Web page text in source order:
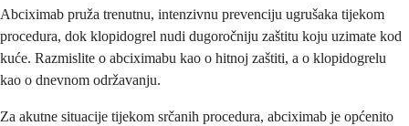
Abciximab pruža trenutnu, intenzivnu prevenciju ugrušaka tijekom
procedura, dok klopidogrel nudi dugoročniju zaštitu koju uzimate kod
kuće. Razmislite o abciximabu kao o hitnoj zaštiti, a o klopidogrelu
kao o dnevnom održavanju.
Za akutne situacije tijekom srčanih procedura, abciximab je općenito